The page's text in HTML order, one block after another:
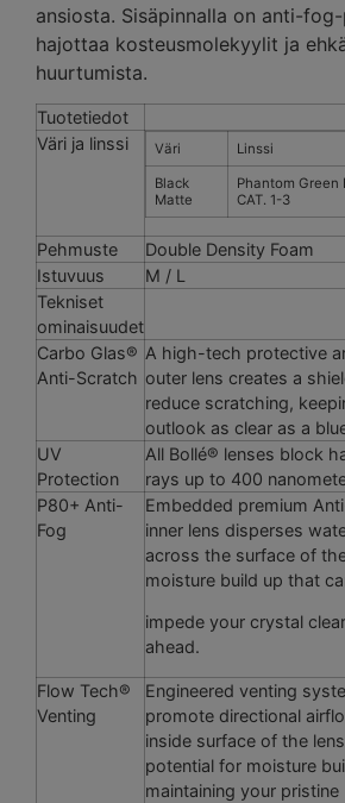
ansiosta. Sisäpinnalla on anti-
hajottaa kosteusmolekyylit ja
huurtumista.
Tuotetiedot
Väri ja linssi
Väri Linssi
Black
Matte
Phantom Green
CAT. 1-3
Pehmuste
Double Density Foam
Istuvuus
M / L
Tekniset
ominaisuudet
Carbo Glas®
Anti-Scratch
A high-tech protective
outer lens creates a
reduce scratching,
outlook as clear as a
UV
Protection
All Bollé® lenses block
rays up to 400
P80+ Anti-
Fog
Embedded premium
inner lens disperses
across the surface of
moisture build up that
impede your crystal
ahead.
Flow Tech®
Venting
Engineered venting
promote directional
inside surface of the
potential for moisture
maintaining your pristine